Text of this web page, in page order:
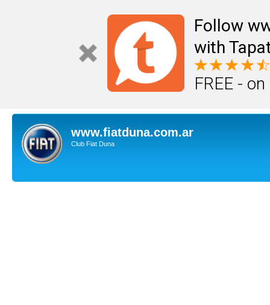
Follow
with
FREE -
www.fiatduna.com.ar
Club Fiat Duna